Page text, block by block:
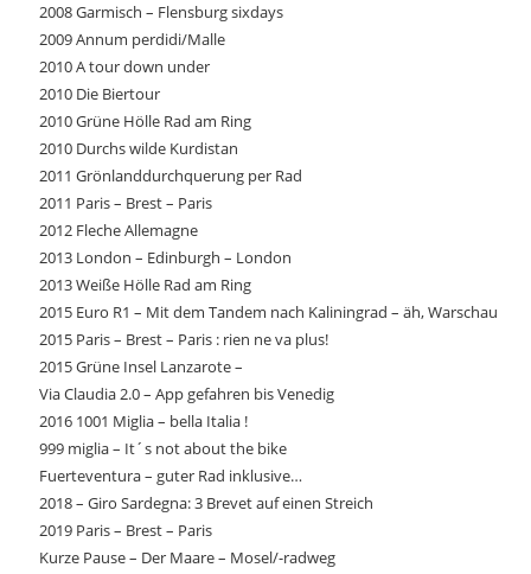
2008 Garmisch – Flensburg sixdays
2009 Annum perdidi/Malle
2010 A tour down under
2010 Die Biertour
2010 Grüne Hölle Rad am Ring
2010 Durchs wilde Kurdistan
2011 Grönlanddurchquerung per Rad
2011 Paris – Brest – Paris
2012 Fleche Allemagne
2013 London – Edinburgh – London
2013 Weiße Hölle Rad am Ring
2015 Euro R1 – Mit dem Tandem nach Kaliningrad – äh, Warschau
2015 Paris – Brest – Paris : rien ne va plus!
2015 Grüne Insel Lanzarote –
Via Claudia 2.0 – App gefahren bis Venedig
2016 1001 Miglia – bella Italia !
999 miglia – It´s not about the bike
Fuerteventura – guter Rad inklusive…
2018 – Giro Sardegna: 3 Brevet auf einen Streich
2019 Paris – Brest – Paris
Kurze Pause – Der Maare – Mosel/-radweg